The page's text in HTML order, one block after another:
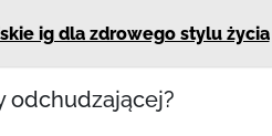
ig dla zdrowego stylu życia
odchudzającej?